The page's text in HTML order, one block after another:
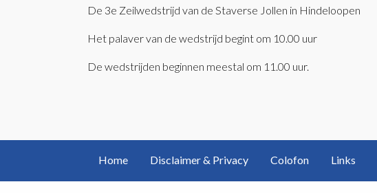
De 3e Zeilwedstrijd van de Staverse Jollen in Hindeloopen
Het palaver van de wedstrijd begint om 10.00 uur
De wedstrijden beginnen meestal om 11.00 uur.
Home Disclaimer & Privacy Colofon Links